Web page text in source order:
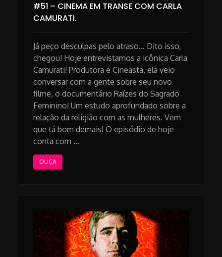
#51 – CINEMA EM TRANSE COM CARLA
CAMURATI.
Já peço desculpas pelo atraso… Dito isso,
chegou! Hoje entrevistamos a icônica Carla
Camurati! Produtora e Cineasta, ela veio
conversar com a gente sobre seu novo
filme, o documentário Raízes do Sagrado
Feminino! Um estudo aprofundado sobre a
relação da religião com as mulheres. Vem
que tá bom demais! O episódio de hoje
conta com …
OUÇA